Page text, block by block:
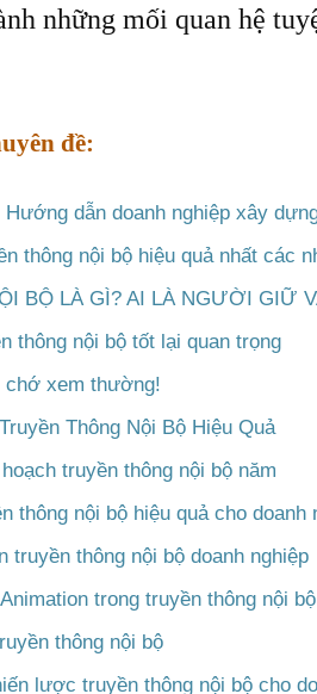
những mối quan hệ
đề:
Hướng dẫn doanh nghiệp xây
thông nội bộ hiệu quả nhất các
BỘ LÀ GÌ? AI LÀ NGƯỜI GIỮ
thông nội bộ tốt lại quan trọng
chớ xem thường!
Thông Nội Bộ Hiệu Quả
truyền thông nội bộ năm
thông nội bộ hiệu quả cho doanh
truyền thông nội bộ doanh nghiệp
trong truyền thông nội
thông nội bộ
lược truyền thông nội bộ cho